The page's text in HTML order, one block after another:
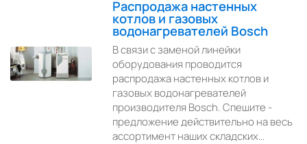
Распродажа настенных
котлов и газовых
водонагревателей Bosch
В связи с заменой линейки
оборудования проводится
распродажа настенных котлов и
газовых водонагревателей
производителя Bosch. Спешите -
предложение действительно на весь
ассортимент наших складских…